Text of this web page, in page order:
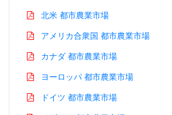
北米 都市農業市場
アメリカ合衆国 都市農業市場
カナダ 都市農業市場
ヨーロッパ 都市農業市場
ドイツ 都市農業市場